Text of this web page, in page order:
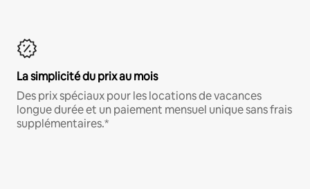
La simplicité du prix au mois
Des prix spéciaux pour les locations de vacances
longue durée et un paiement mensuel unique sans frais
supplémentaires.*